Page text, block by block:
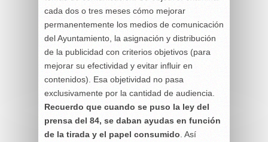
cada dos o tres meses cómo mejorar
permanentemente los medios de comunicación
del Ayuntamiento, la asignación y distribución
de la publicidad con criterios objetivos (para
mejorar su efectividad y evitar influir en
contenidos). Esa objetividad no pasa
exclusivamente por la cantidad de audiencia.
Recuerdo que cuando se puso la ley del
prensa del 84, se daban ayudas en función
de la tirada y el papel consumido . Así